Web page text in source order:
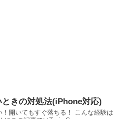
きの対処法(iPhone対応)
開いてもすぐ落ちる！ こんな経験は